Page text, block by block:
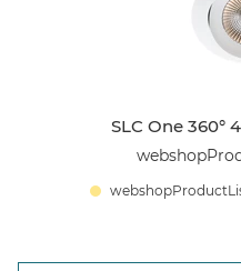
SLC One 360°